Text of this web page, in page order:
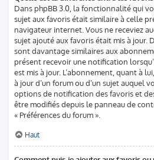
Dans phpBB 3.0, la fonctionnalité qui
sujet aux favoris était similaire à celle
navigateur internet. Vous ne receviez
sujet ajouté aux favoris était mis à jour.
sont davantage similaires aux
présent recevoir une notification
est mis à jour. L’abonnement, quant à
à jour d’un forum ou d’un sujet auquel
options de notification des favoris et
être modifiés depuis le panneau de
« Préférences du forum ».
Haut